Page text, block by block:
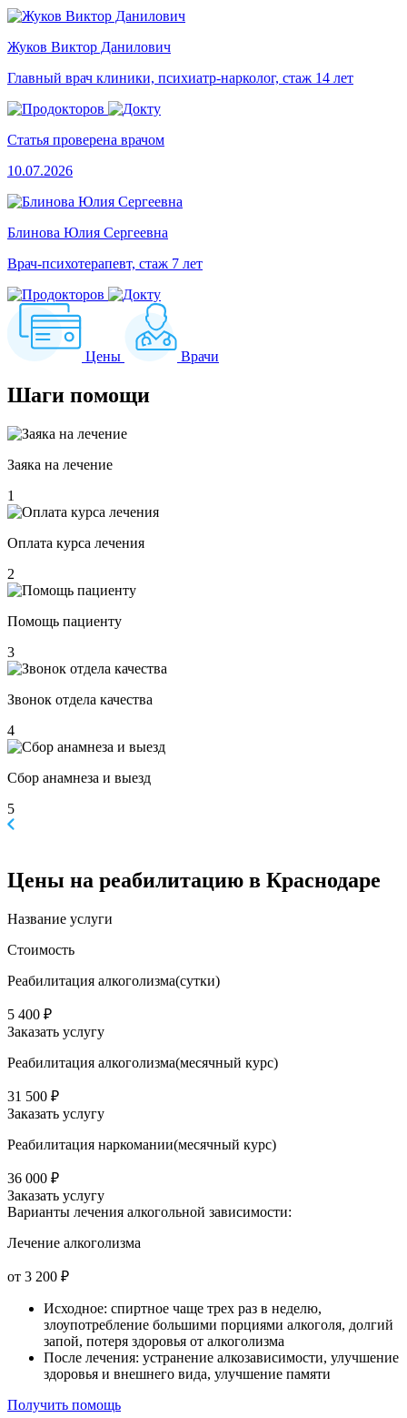
Жуков Виктор Данилович
Главный врач клиники, психиатр-нарколог, стаж 14 лет
Статья проверена врачом
10.07.2026
Блинова Юлия Сергеевна
Врач-психотерапевт, стаж 7 лет
Цены Врачи
Шаги помощи
Заяка на лечение
1
Оплата курса лечения
2
Помощь пациенту
3
Звонок отдела качества
4
Сбор анамнеза и выезд
5
Цены на реабилитацию в Краснодаре
Название услуги
Стоимость
Реабилитация алкоголизма(cутки)
5 400 ₽
Заказать услугу
Реабилитация алкоголизма(месячный курс)
31 500 ₽
Заказать услугу
Реабилитация наркомании(месячный курс)
36 000 ₽
Заказать услугу
Варианты лечения алкогольной зависимости:
Лечение алкоголизма
от 3 200 ₽
Исходное: спиртное чаще трех раз в неделю,
злоупотребление большими порциями алкоголя, долгий
запой, потеря здоровья от алкоголизма
После лечения: устранение алкозависимости, улучшение
здоровья и внешнего вида, улучшение памяти
Получить помощь